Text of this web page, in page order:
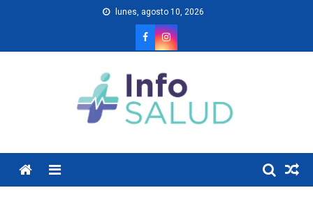
lunes, agosto 10, 2026
Menu